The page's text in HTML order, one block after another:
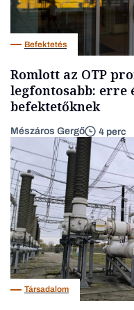
Befektetés
Romlott az OTP
legfontosabb: erre
befektetőknek
Mészáros Gergő 4 perc
Társadalom